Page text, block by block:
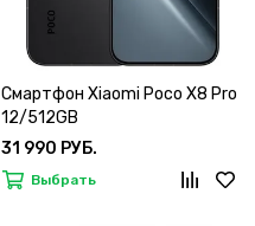
Смартфон Xiaomi Poco X8 Pro
12/512GB
31 990 РУБ.
Выбрать